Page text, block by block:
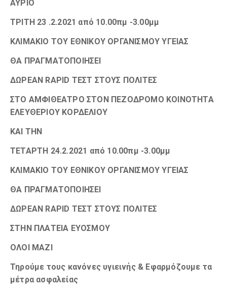
ΑΥΡΙΟ
ΤΡΙΤΗ 23 .2.2021 από 10.00πμ -3.00μμ
ΚΛΙΜΑΚΙΟ ΤΟΥ ΕΘΝΙΚΟΥ ΟΡΓΑΝΙΣΜΟΥ ΥΓΕΙΑΣ
ΘΑ ΠΡΑΓΜΑΤΟΠΟΙΗΣΕΙ
ΔΩΡΕΑΝ RAPID ΤΕΣΤ ΣΤΟΥΣ ΠΟΛΙΤΕΣ
ΣΤΟ ΑΜΦΙΘΕΑΤΡΟ ΣΤΟΝ ΠΕΖΟΔΡΟΜΟ ΚΟΙΝΟΤΗΤΑ
ΕΛΕΥΘΕΡΙΟΥ ΚΟΡΔΕΛΙΟΥ
ΚΑΙ ΤΗΝ
ΤΕΤΑΡΤΗ 24.2.2021 από 10.00πμ -3.00μμ
ΚΛΙΜΑΚΙΟ ΤΟΥ ΕΘΝΙΚΟΥ ΟΡΓΑΝΙΣΜΟΥ ΥΓΕΙΑΣ
ΘΑ ΠΡΑΓΜΑΤΟΠΟΙΗΣΕΙ
ΔΩΡΕΑΝ RAPID ΤΕΣΤ ΣΤΟΥΣ ΠΟΛΙΤΕΣ
ΣΤΗΝ ΠΛΑΤΕΙΑ ΕΥΟΣΜΟΥ
ΟΛΟΙ ΜΑΖΙ
Τηρούμε τους κανόνες υγιεινής & Εφαρμόζουμε τα
μέτρα ασφαλείας